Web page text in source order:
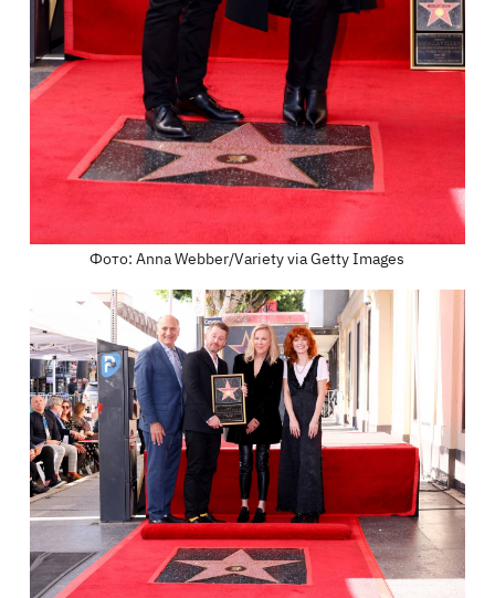
Фото: Anna Webber/Variety via Getty Images